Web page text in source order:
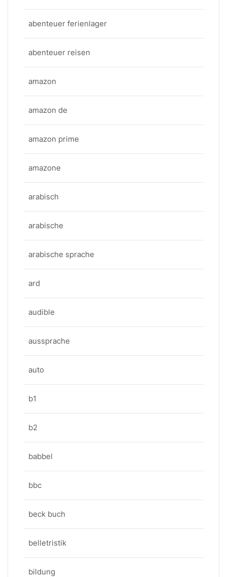
abenteuer ferienlager
abenteuer reisen
amazon
amazon de
amazon prime
amazone
arabisch
arabische
arabische sprache
ard
audible
aussprache
auto
b1
b2
babbel
bbc
beck buch
belletristik
bildung